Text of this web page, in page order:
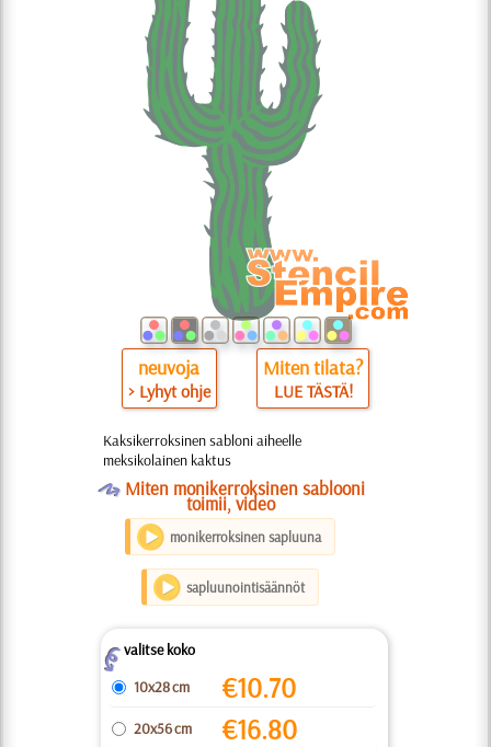
neuvoja
> Lyhyt ohje
Miten tilata?
LUE TÄSTÄ!
Kaksikerroksinen sabloni aiheelle
meksikolainen kaktus
OMiten monikerroksinen sablooni
toimii, video
monikerroksinen sapluuna
sapluunointisäännöt
Zvalitse koko
10x28 cm
€10.70
20x56 cm €16.80